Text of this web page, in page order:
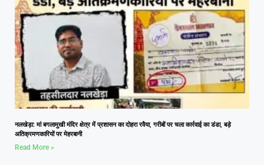
नलखेड़ा: मां बगलामुखी मंदिर क्षेत्र में प्रशासन का दोहरा रवैया, गरीबों पर चला कार्रवाई का डंडा, बड़े
अतिक्रमणकारियों पर मेहरबानी
Read More »